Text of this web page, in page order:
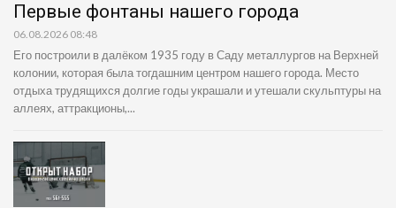
Первые фонтаны нашего города
06.08.2026 08:48
Его построили в далёком 1935 году в Саду металлургов на Верхней
колонии, которая была тогдашним центром нашего города. Место
отдыха трудящихся долгие годы украшали и утешали скульптуры на
аллеях, аттракционы,...